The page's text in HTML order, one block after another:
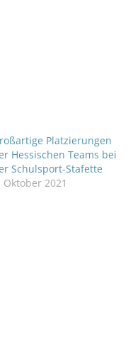
Platzierungen
Hessischen Teams bei
Schulsport-Stafette
Oktober 2021